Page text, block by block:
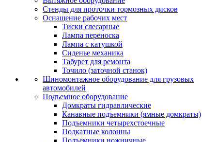
Стенды для проточки тормозных дисков
Оснащение рабочих мест
Тиски слесарные
Лампа переноска
Лампа с катушкой
Сиденье механика
Табурет для ремонта
Точило (заточной станок)
Шиномонтажное оборудование для грузовых
автомобилей
Подъемное оборудование
Домкраты гидравлические
Канавные подъемники (ямные домкраты)
Подъемники четырехстоечные
Подкатные колонны
Подъемники ножничные